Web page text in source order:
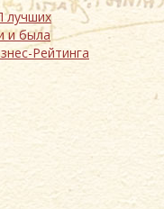
и была
Рейтинга